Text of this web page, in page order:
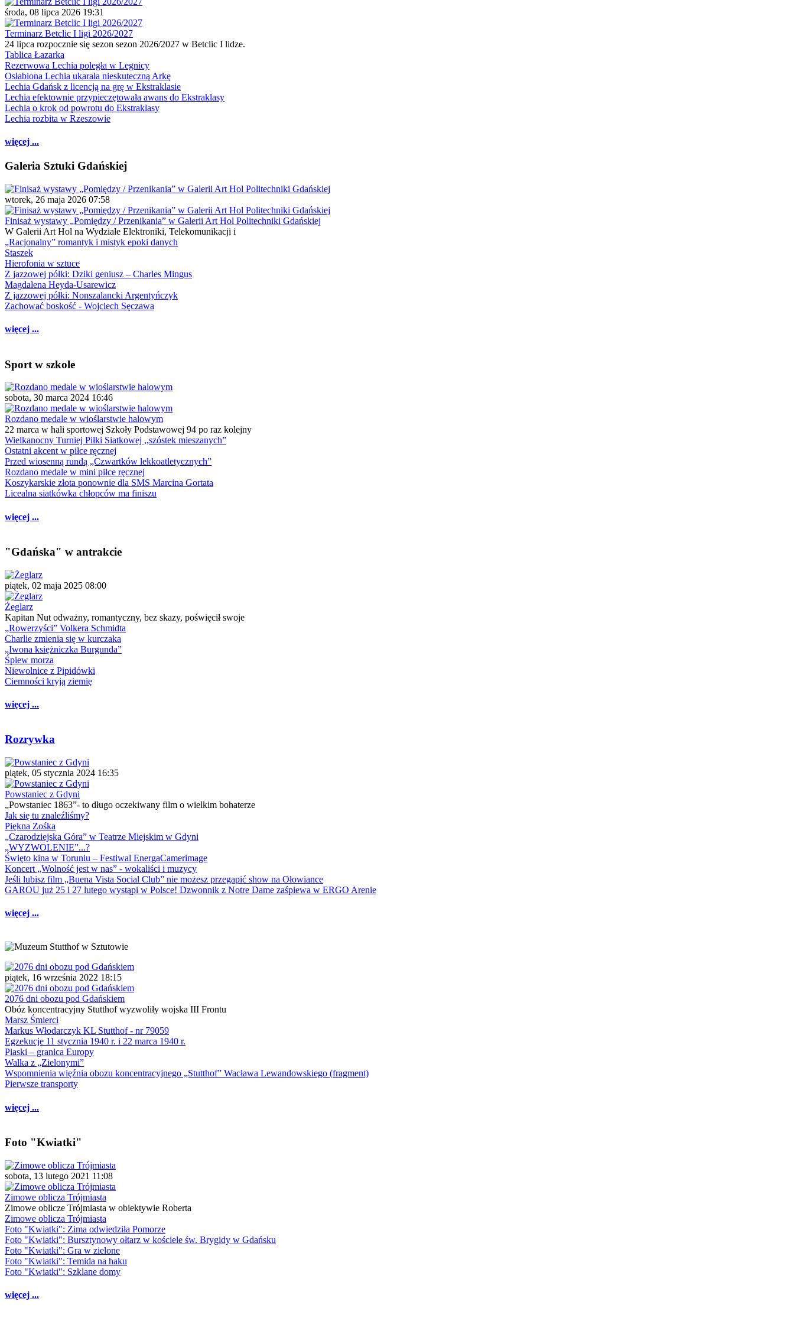
środa, 08 lipca 2026 19:31
Terminarz Betclic I ligi 2026/2027
24 lipca rozpocznie się sezon sezon 2026/2027 w Betclic I lidze.
Tablica Łazarka
Rezerwowa Lechia poległa w Legnicy
Osłabiona Lechia ukarała nieskuteczną Arkę
Lechia Gdańsk z licencją na grę w Ekstraklasie
Lechia efektownie przypieczętowała awans do Ekstraklasy
Lechia o krok od powrotu do Ekstraklasy
Lechia rozbita w Rzeszowie
więcej ...
Galeria Sztuki Gdańskiej
wtorek, 26 maja 2026 07:58
Finisaż wystawy „Pomiędzy / Przenikania” w Galerii Art Hol Politechniki Gdańskiej
W Galerii Art Hol na Wydziale Elektroniki, Telekomunikacji i
„Racjonalny” romantyk i mistyk epoki danych
Staszek
Hierofonia w sztuce
Z jazzowej półki: Dziki geniusz – Charles Mingus
Magdalena Heyda-Usarewicz
Z jazzowej półki: Nonszalancki Argentyńczyk
Zachować boskość - Wojciech Sęczawa
więcej ...
Sport w szkole
sobota, 30 marca 2024 16:46
Rozdano medale w wioślarstwie halowym
22 marca w hali sportowej Szkoły Podstawowej 94 po raz kolejny
Wielkanocny Turniej Piłki Siatkowej ,,szóstek mieszanych”
Ostatni akcent w piłce ręcznej
Przed wiosenną rundą „Czwartków lekkoatletycznych”
Rozdano medale w mini piłce ręcznej
Koszykarskie złota ponownie dla SMS Marcina Gortata
Licealna siatkówka chłopców ma finiszu
więcej ...
"Gdańska" w antrakcie
piątek, 02 maja 2025 08:00
Żeglarz
Kapitan Nut odważny, romantyczny, bez skazy, poświęcił swoje
„Rowerzyści” Volkera Schmidta
Charlie zmienia się w kurczaka
„Iwona księżniczka Burgunda”
Śpiew morza
Niewolnice z Pipidówki
Ciemności kryją ziemię
więcej ...
Rozrywka
piątek, 05 stycznia 2024 16:35
Powstaniec z Gdyni
„Powstaniec 1863”- to długo oczekiwany film o wielkim bohaterze
Jak się tu znaleźliśmy?
Piękna Zośka
„Czarodziejska Góra” w Teatrze Miejskim w Gdyni
„WYZWOLENIE”...?
Święto kina w Toruniu – Festiwal EnergaCamerimage
Koncert „Wolność jest w nas” - wokaliści i muzycy
Jeśli lubisz film „Buena Vista Social Club” nie możesz przegapić show na Ołowiance
GAROU już 25 i 27 lutego wystąpi w Polsce! Dzwonnik z Notre Dame zaśpiewa w ERGO Arenie
więcej ...
piątek, 16 września 2022 18:15
2076 dni obozu pod Gdańskiem
Obóz koncentracyjny Stutthof wyzwoliły wojska III Frontu
Marsz Śmierci
Markus Włodarczyk KL Stutthof - nr 79059
Egzekucje 11 stycznia 1940 r. i 22 marca 1940 r.
Piaski – granica Europy
Walka z „Zielonymi”
Wspomnienia więźnia obozu koncentracyjnego „Stutthof” Wacława Lewandowskiego (fragment)
Pierwsze transporty
więcej ...
Foto "Kwiatki"
sobota, 13 lutego 2021 11:08
Zimowe oblicza Trójmiasta
Zimowe oblicze Trójmiasta w obiektywie Roberta
Zimowe oblicza Trójmiasta
Foto "Kwiatki": Zima odwiedziła Pomorze
Foto "Kwiatki": Bursztynowy ołtarz w kościele św. Brygidy w Gdańsku
Foto "Kwiatki": Gra w zielone
Foto "Kwiatki": Temida na haku
Foto "Kwiatki": Szklane domy
więcej ...